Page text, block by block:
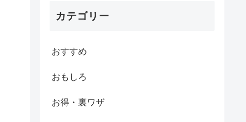
カテゴリー
おすすめ
おもしろ
お得・裏ワザ